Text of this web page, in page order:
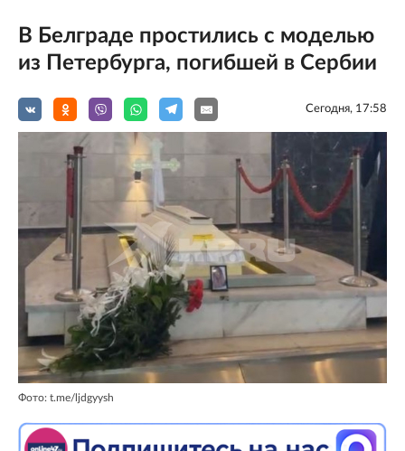
В Белграде простились с моделью
из Петербурга, погибшей в Сербии
Сегодня, 17:58
Фото: t.me/ljdgyysh